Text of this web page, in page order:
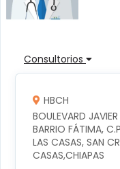
Consultorios
HBCH
BOULEVARD
BARRIO FÁTIMA,
LAS CASAS, SAN
CASAS,CHIAPAS